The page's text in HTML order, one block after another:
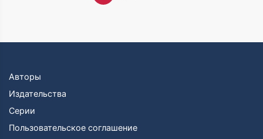
Авторы
Издательства
Серии
Пользовательское соглашение